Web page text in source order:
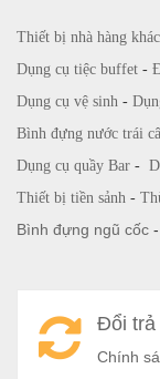
Thiết bị nhà hàng
Dụng cụ tiệc buffet -
Dụng cụ vệ sinh -
Bình đựng nước trái
Dụng cụ quầy Bar -
Thiết bị tiền sảnh -
Bình đựng ngũ cốc -
Đổi trả
Chính